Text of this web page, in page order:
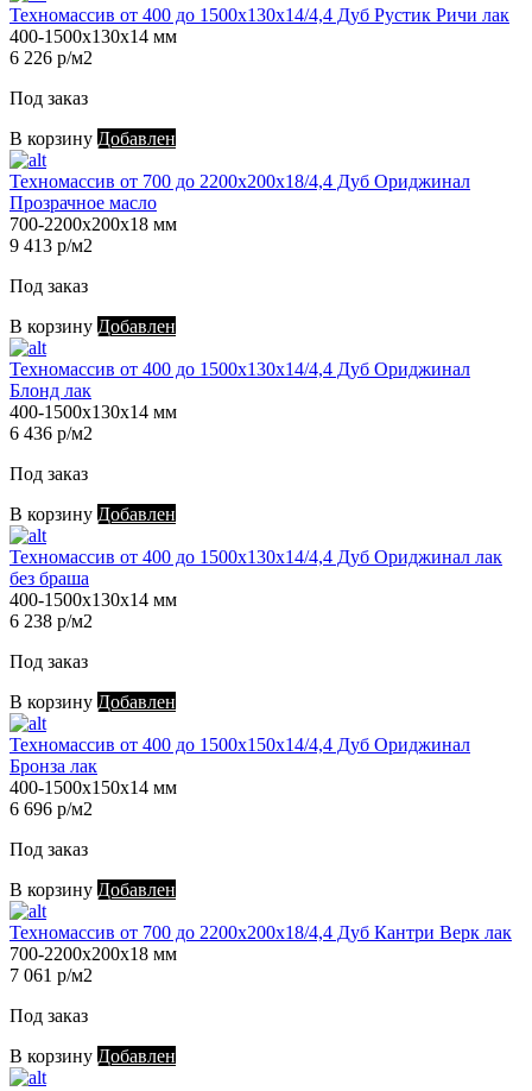
Техномассив от 400 до 1500х130х14/4,4 Дуб Рустик Ричи лак
400-1500х130х14 мм
6 226 р/м2
Под заказ
В корзину Добавлен
Техномассив от 700 до 2200х200х18/4,4 Дуб Ориджинал
Прозрачное масло
700-2200х200х18 мм
9 413 р/м2
Под заказ
В корзину Добавлен
Техномассив от 400 до 1500х130х14/4,4 Дуб Ориджинал
Блонд лак
400-1500х130х14 мм
6 436 р/м2
Под заказ
В корзину Добавлен
Техномассив от 400 до 1500х130х14/4,4 Дуб Ориджинал лак
без браша
400-1500х130х14 мм
6 238 р/м2
Под заказ
В корзину Добавлен
Техномассив от 400 до 1500х150х14/4,4 Дуб Ориджинал
Бронза лак
400-1500х150х14 мм
6 696 р/м2
Под заказ
В корзину Добавлен
Техномассив от 700 до 2200х200х18/4,4 Дуб Кантри Верк лак
700-2200х200х18 мм
7 061 р/м2
Под заказ
В корзину Добавлен